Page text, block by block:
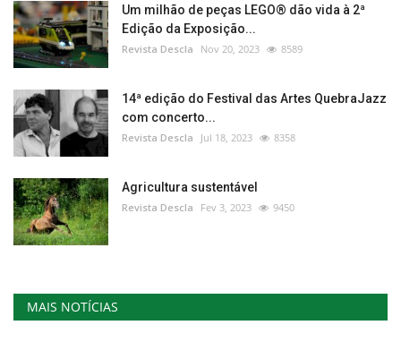
Um milhão de peças LEGO® dão vida à 2ª
Edição da Exposição...
Revista Descla Nov 20, 2023 8589
14ª edição do Festival das Artes QuebraJazz
com concerto...
Revista Descla Jul 18, 2023 8358
Agricultura sustentável
Revista Descla Fev 3, 2023 9450
MAIS NOTÍCIAS